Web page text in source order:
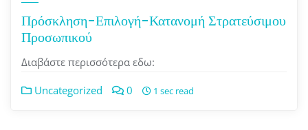
Πρόσκληση-Επιλογή-Κατανομή Στρατεύσιμου
Προσωπικού
Διαβάστε περισσότερα εδω:
Uncategorized 0 1 sec read